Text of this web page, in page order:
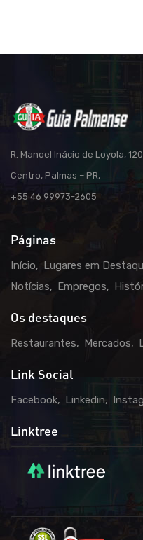
R. Manoel Inácio de Loyola,
Centro, Palmas – PR,
+55 46 99973-2605
Páginas
Início Lugares em
Notícias
Empregos
Os destaques
Restaurantes Mercados
Link Social
Facebook Linkedin
Linktree